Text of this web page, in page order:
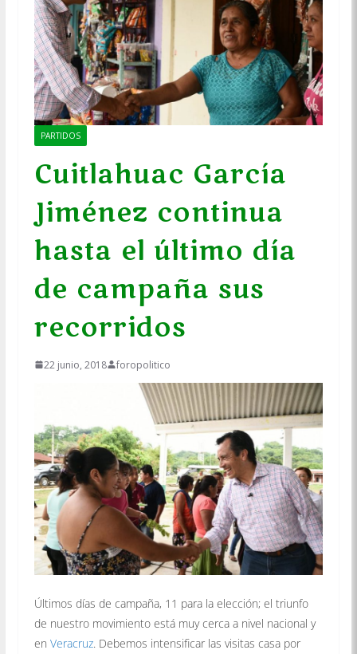
PARTIDOS
Cuitlahuac García
Jiménez continua
hasta el último día
de campaña sus
recorridos
22 junio, 2018 foropolitico
Últimos días de campaña, 11 para la elección; el triunfo
de nuestro movimiento está muy cerca a nivel nacional y
en Veracruz. Debemos intensificar las visitas casa por